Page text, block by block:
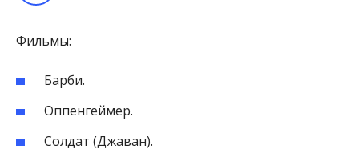
Фильмы:
Барби.
Оппенгеймер.
Солдат (Джаван).